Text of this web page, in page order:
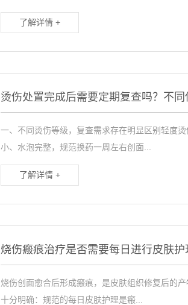
了解详情 +
烫伤处置完成后需要定期复查吗？不
一、不同烫伤等级，复查需求存在明显区别轻度
小、水泡完整，规范换药一周左右创面...
了解详情 +
烧伤瘢痕治疗是否需要每日进行皮肤护
烧伤创面愈合后形成瘢痕，是皮肤组织修复后的
十分明确：规范的每日皮肤护理是瘢...